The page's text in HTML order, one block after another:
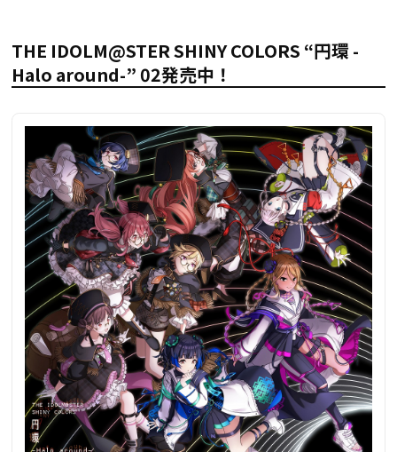
THE IDOLM@STER SHINY COLORS “円環 -
Halo around-” 02発売中！